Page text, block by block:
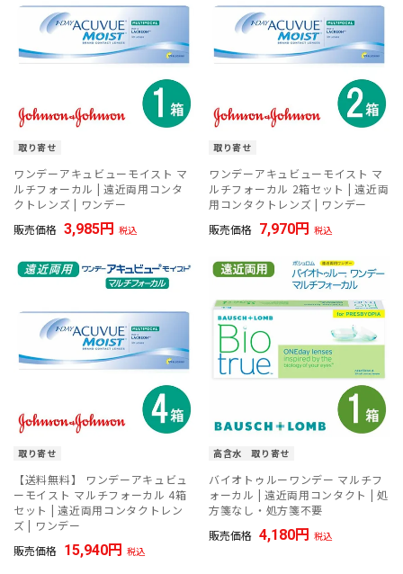
取り寄せ
ワンデーアキュビューモイスト マ
ルチフォーカル | 遠近両用コンタ
クトレンズ | ワンデー
販売価格 3,985 税込
取り寄せ
ワンデーアキュビューモイスト マ
ルチフォーカル 2箱セット | 遠近両
用コンタクトレンズ | ワンデー
販売価格 7,970 税込
取り寄せ
【送料無料】 ワンデーアキュビュ
ーモイスト マルチフォーカル 4箱
セット | 遠近両用コンタクトレン
ズ | ワンデー
販売価格 15,940 税込
高含水 取り寄せ
バイオトゥルーワンデー マルチフ
ォーカル | 遠近両用コンタクト | 処
方箋なし・処方箋不要
販売価格 4,180 税込